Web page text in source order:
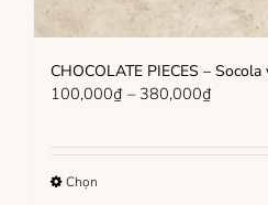
CHOCOLATE PIECES –
100,000₫ – 380,000₫Khoảng
Chọn